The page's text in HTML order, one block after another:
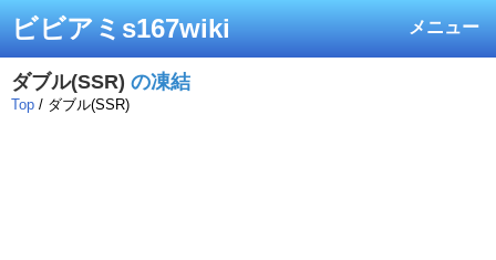
メニュー
ビビアミs167wiki
ダブル(SSR) の凍結
Top / ダブル(SSR)